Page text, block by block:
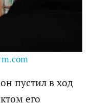
пустил в ход
его